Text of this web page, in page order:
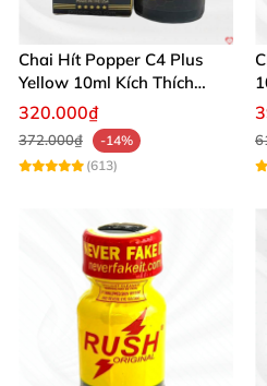
gây khó chịu."
Lê Thu Hà: "Thiết kế nhỏ
dụng mạnh mẽ hơn
khác tôi từng dùng."
combo popper Armored
hôm nay để cảm nhận sự
khoảnh khắc thăng hoa trọn
Chai Hít Popper C4 Plus
Yellow 10ml Kích Thích
Mạnh Mẽ
320.000₫
372.000₫
-14%
(613)